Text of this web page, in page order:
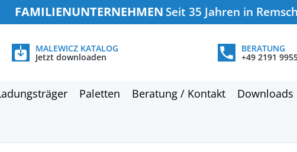
FAMILIENUNTERNEHMEN Seit 35 Jahren in
MALEWICZ KATALOG
Jetzt downloaden
BERATUNG
+49 2191
Paletten Beratung / Kontakt Downloads